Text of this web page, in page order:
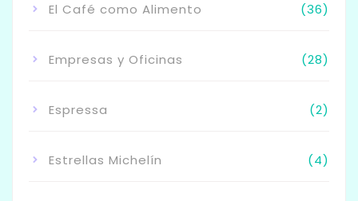
El Café como Alimento (36)
Empresas y Oficinas (28)
Espressa (2)
Estrellas Michelín (4)